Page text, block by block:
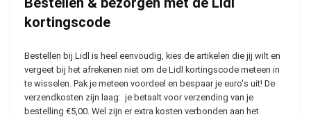
kortingscode
Bestellen bij Lidl is heel eenvoudig, kies de artikelen die jij wilt en
vergeet bij het afrekenen niet om de Lidl kortingscode meteen in
te wisselen. Pak je meteen voordeel en bespaar je euro's uit! De
verzendkosten zijn laag: je betaalt voor verzending van je
bestelling €5,00. Wel zijn er extra kosten verbonden aan het